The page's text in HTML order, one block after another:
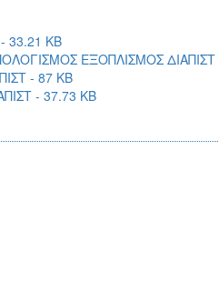
KB
ΕΞΟΠΛΙΣΜΟΣ ΔΙΑΠΙΣΤ
- 87 KB
- 37.73 KB